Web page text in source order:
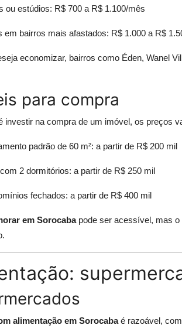
ou estúdios: R$ 700 a R$ 1.100/mês
em bairros mais afastados: R$ 1.000 a R$
economizar, bairros como Éden, Wanel
para compra
investir na compra de um imóvel, os preços
padrão de 60 m²: a partir de R$ 200 mil
2 dormitórios: a partir de R$ 250 mil
fechados: a partir de R$ 400 mil
em Sorocabapode ser acessível, mas o
alimentação em Sorocabaé razoável,